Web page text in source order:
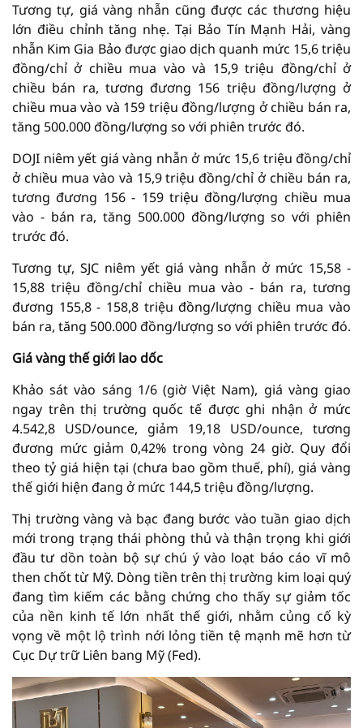
Tương tự, giá vàng nhẫn cũng được các thương hiệu
lớn điều chỉnh tăng nhẹ. Tại Bảo Tín Mạnh Hải, vàng
nhẫn Kim Gia Bảo được giao dịch quanh mức 15,6 triệu
đồng/chỉ ở chiều mua vào và 15,9 triệu đồng/chỉ ở
chiều bán ra, tương đương 156 triệu đồng/lượng ở
chiều mua vào và 159 triệu đồng/lượng ở chiều bán ra,
tăng 500.000 đồng/lượng so với phiên trước đó.
DOJI niêm yết giá vàng nhẫn ở mức 15,6 triệu đồng/chỉ
ở chiều mua vào và 15,9 triệu đồng/chỉ ở chiều bán ra,
tương đương 156 - 159 triệu đồng/lượng chiều mua
vào - bán ra, tăng 500.000 đồng/lượng so với phiên
trước đó.
Tương tự, SJC niêm yết giá vàng nhẫn ở mức 15,58 -
15,88 triệu đồng/chỉ chiều mua vào - bán ra, tương
đương 155,8 - 158,8 triệu đồng/lượng chiều mua vào
bán ra, tăng 500.000 đồng/lượng so với phiên trước đó.
Giá vàng thế giới lao dốc
Khảo sát vào sáng 1/6 (giờ Việt Nam), giá vàng giao
ngay trên thị trường quốc tế được ghi nhận ở mức
4.542,8 USD/ounce, giảm 19,18 USD/ounce, tương
đương mức giảm 0,42% trong vòng 24 giờ. Quy đổi
theo tỷ giá hiện tại (chưa bao gồm thuế, phí), giá vàng
thế giới hiện đang ở mức 144,5 triệu đồng/lượng.
Thị trường vàng và bạc đang bước vào tuần giao dịch
mới trong trạng thái phòng thủ và thận trọng khi giới
đầu tư dồn toàn bộ sự chú ý vào loạt báo cáo vĩ mô
then chốt từ Mỹ. Dòng tiền trên thị trường kim loại quý
đang tìm kiếm các bằng chứng cho thấy sự giảm tốc
của nền kinh tế lớn nhất thế giới, nhằm củng cố kỳ
vọng về một lộ trình nới lỏng tiền tệ mạnh mẽ hơn từ
Cục Dự trữ Liên bang Mỹ (Fed).